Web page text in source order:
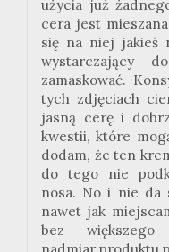
użycia już
cera jest
się na niej jakieś
wystarczający
zamaskować.
tych zdjęciach
jasną cerę i
kwestii, które
dodam, że ten
do tego nie
nosa. No i nie da
nawet jak
bez większego